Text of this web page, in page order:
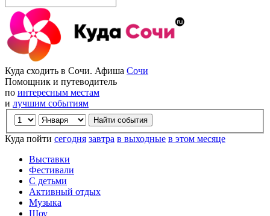
Куда сходить в Сочи. Афиша Сочи
Помощник и путеводитель
по интересным местам
и лучшим событиям
Куда пойти сегодня завтра в выходные в этом месяце
Выставки
Фестивали
С детьми
Активный отдых
Музыка
Шоу